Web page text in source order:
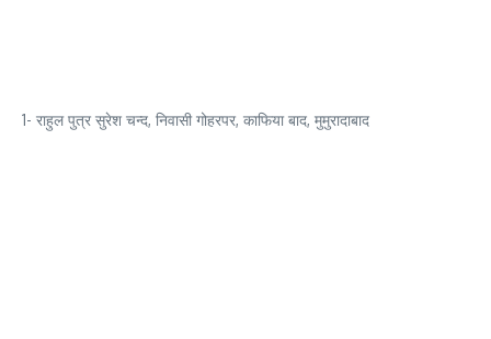
1- राहुल पुत्र सुरेश चन्द, निवासी गोहरपर, काफिया बाद, मुमुरादाबाद